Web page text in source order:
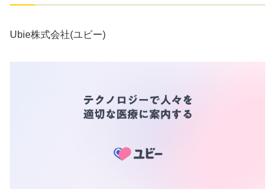
Ubie株式会社(ユビー)